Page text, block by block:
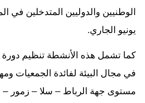
يونيو الجاري.
كما تشمل هذه الأنشطة تنظيم دورة
في مجال البيئة لفائدة الجمعيات